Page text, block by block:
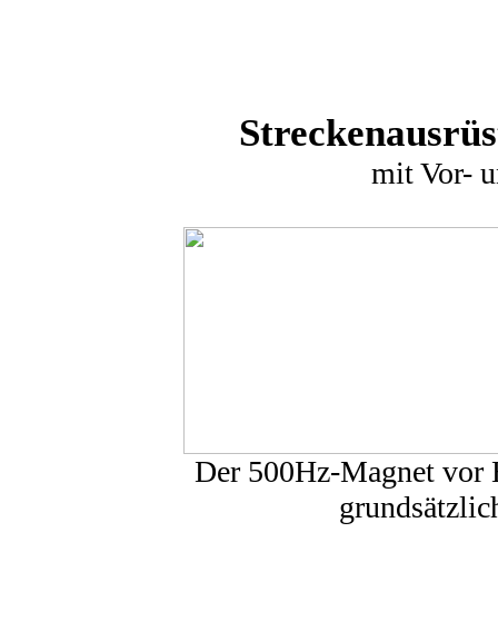
mit Vor-
Der 500Hz-Magnet vor